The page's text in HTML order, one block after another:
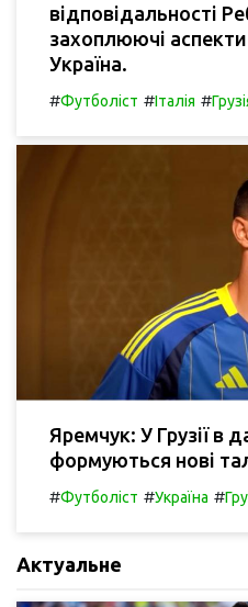
відповідальності
захоплюючі аспекти
Україна.
#Футболіст #Італія #
Яремчук: У Грузії в
формуються нові
#Футболіст #Україна #
Актуальне